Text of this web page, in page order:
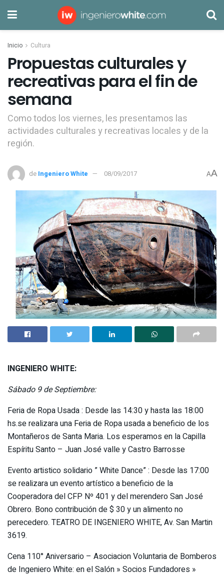
Inicio Cultura
Propuestas culturales y
recreativas para el fin de
semana
Como todos los viernes, les presentamos las
actividades culturales y recreativas locales y de la
región.
de Ingeniero White 08/09/2017 AA
INGENIERO WHITE:
Sábado 9 de Septiembre:
Feria de Ropa Usada : Desde las 14:30 y hasta las 18:00
hs.se realizara una Feria de Ropa usada a beneficio de los
Montañeros de Santa Maria. Los esperamos en la Capilla
Espíritu Santo – Juan José valle y Castro Barrosse
Evento artistico solidario ” White Dance” : Desde las 17:00
se realizara un evento artístico a beneficio de la
Cooperadora del CFP Nº 401 y del merendero San José
Obrero. Bono contribución de $ 30 y un alimento no
perecedero. TEATRO DE INGENIERO WHITE, Av. San Martin
3619.
Cena 110° Aniversario – Asociacion Voluntaria de Bomberos
de Ingeniero White: en el Salón » Socios Fundadores »